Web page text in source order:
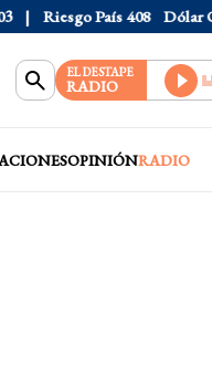
Riesgo País 408 Dólar
EL DESTAPE
RADIO
OPINIÓNRADIO